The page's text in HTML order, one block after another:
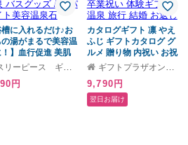
槽に入れるだけ♪お
の湯がまるで美容温
】血行促進 美肌
美髪 マイナスイオ
安眠 天然石 パワー
リーピース ギフトモール店
円
カタログギフト 凛 やえ
ふじ ギフトカタログ グ
ルメ 贈り物 内祝い お祝
い 出産祝い 出産内祝い
新築 香典返し お礼 入学
内祝い 卒業祝い 体験ギ
フト 温泉 旅行 結婚 お返
ギフトプラザオンライン
9,790円
翌日お届け